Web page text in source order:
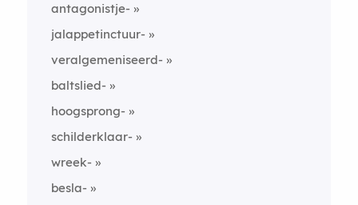
antagonistje-
jalappetinctuur-
veralgemeniseerd-
baltslied-
hoogsprong-
schilderklaar-
wreek-
besla-